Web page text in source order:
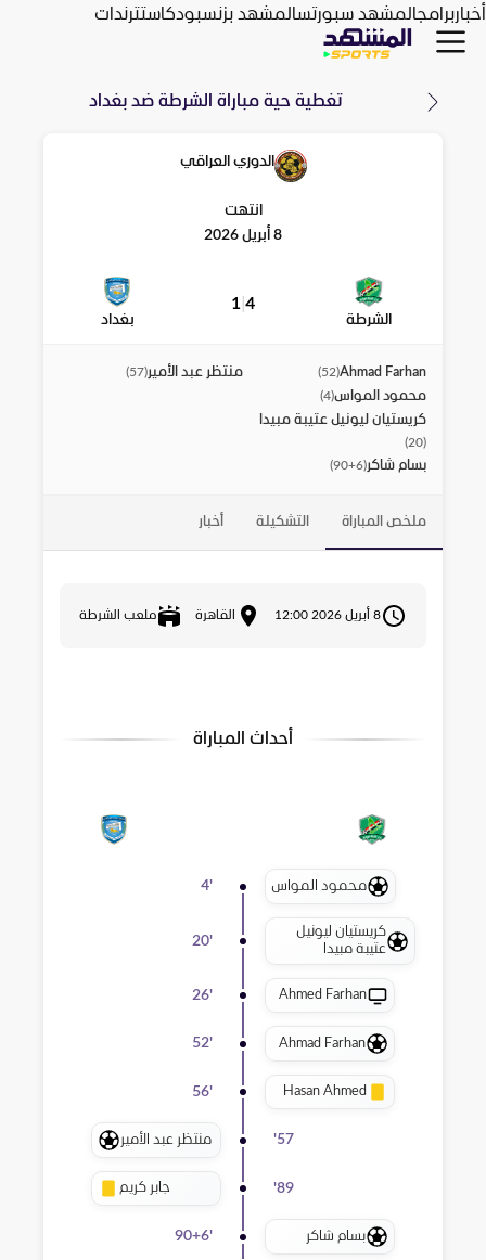
أخباربرامجالمشهد سبورتسالمشهد بزنسبودكاستترندات
تغطية حية مباراة الشرطة ضد بغداد
الدوري العراقي
انتهت
8 أبريل 2026
الشرطة
4
1
بغداد
Ahmad Farhan
(
52
)
محمود المواس(
4
)
كريستيان ليونيل عتيبة مبيدا
(
20
)
بسام شاكر(
90+6
)
منتظر عبد الأمير(
57
)
ملخص المباراة التشكيلة أخبار
8 أبريل 2026 12:00 القاهرة ملعب الشرطة
أحداث المباراة
محمود المواس 4'
كريستيان ليونيل
عتيبة مبيدا
20'
Ahmed Farhan
26'
Ahmad Farhan
52'
Hasan Ahmed
56'
57
' منتظر عبد الأمير
89
' جابر كريم
بسام شاكر 90+6'